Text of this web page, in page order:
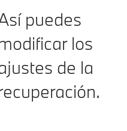
puedes
los
de la